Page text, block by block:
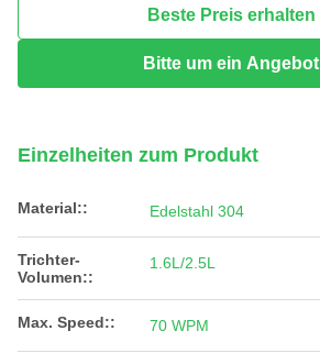
Beste Preis erhalten
Bitte um ein Angebot
Einzelheiten zum Produkt
Material:: Edelstahl 304
Trichter-
Volumen::
1.6L/2.5L
Max. Speed:: 70 WPM